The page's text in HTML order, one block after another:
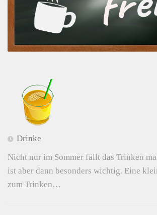
Drinke
Nicht nur im Sommer fällt das Trinken
ist aber dann besonders wichtig. Eine
zum Trinken…